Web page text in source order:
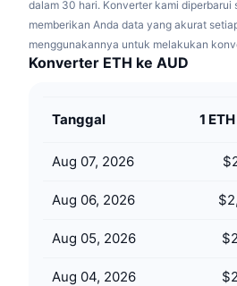
NFT
Statistik NFT Keseluruhan
Penjualan Mendatang
Derivatif
Likuidasi
Tingkat Pendanaan
Kampanye
Hadiah Berlian
Belajar & Dapatkan
Kalender ICO
dalam 30 hari. Konverter kami diperbarui
memberikan Anda data yang akurat
menggunakannya untuk melakukan
Konverter ETH ke AUD
Tanggal 1
Aug 07, 2026
Aug 06, 2026
Aug 05, 2026
Aug 04, 2026